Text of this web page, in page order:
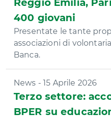
Reggio Emilia,
400 giovani
Presentate le tante
associazioni di
Banca.
News - 15 Aprile 2026
Terzo settore:
BPER su